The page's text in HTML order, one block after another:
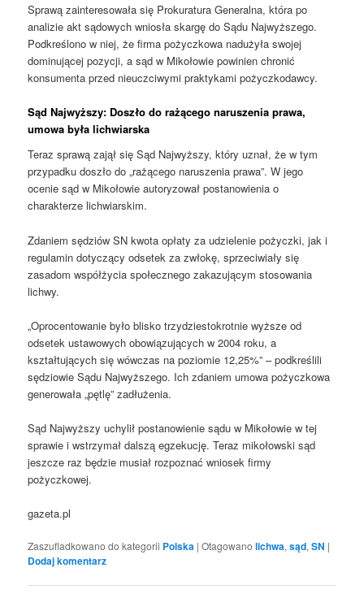
Sprawą zainteresowała się Prokuratura Generalna, która po
analizie akt sądowych wniosła skargę do Sądu Najwyższego.
Podkreślono w niej, że firma pożyczkowa nadużyła swojej
dominującej pozycji, a sąd w Mikołowie powinien chronić
konsumenta przed nieuczciwymi praktykami pożyczkodawcy.
Sąd Najwyższy: Doszło do rażącego naruszenia prawa,
umowa była lichwiarska
Teraz sprawą zajął się Sąd Najwyższy, który uznał, że w tym
przypadku doszło do „rażącego naruszenia prawa”. W jego
ocenie sąd w Mikołowie autoryzował postanowienia o
charakterze lichwiarskim.
Zdaniem sędziów SN kwota opłaty za udzielenie pożyczki, jak i
regulamin dotyczący odsetek za zwłokę, sprzeciwiały się
zasadom współżycia społecznego zakazującym stosowania
lichwy.
„Oprocentowanie było blisko trzydziestokrotnie wyższe od
odsetek ustawowych obowiązujących w 2004 roku, a
kształtujących się wówczas na poziomie 12,25%” – podkreślili
sędziowie Sądu Najwyższego. Ich zdaniem umowa pożyczkowa
generowała „pętlę” zadłużenia.
Sąd Najwyższy uchylił postanowienie sądu w Mikołowie w tej
sprawie i wstrzymał dalszą egzekucję. Teraz mikołowski sąd
jeszcze raz będzie musiał rozpoznać wniosek firmy
pożyczkowej.
gazeta.pl
Zaszufladkowano do kategorii Polska |Otagowano lichwa,sąd,SN |
Dodaj komentarz